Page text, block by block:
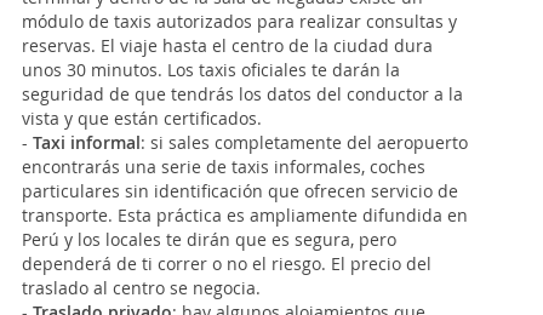
módulo de taxis autorizados para realizar consultas y
reservas. El viaje hasta el centro de la ciudad dura
unos 30 minutos. Los taxis oficiales te darán la
seguridad de que tendrás los datos del conductor a la
vista y que están certificados.
- Taxi informal: si sales completamente del aeropuerto
encontrarás una serie de taxis informales, coches
particulares sin identificación que ofrecen servicio de
transporte. Esta práctica es ampliamente difundida en
Perú y los locales te dirán que es segura, pero
dependerá de ti correr o no el riesgo. El precio del
traslado al centro se negocia.